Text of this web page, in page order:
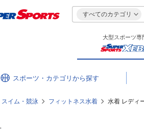
すべてのカテゴリ
大型スポーツ専
スポーツ・カテゴリ
スイム・競泳 フィットネス水着 水着 レディ